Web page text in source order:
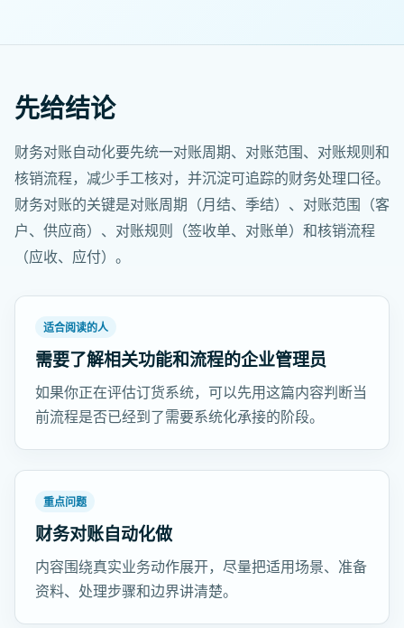
先给结论
财务对账自动化要先统一对账周期、对账范围、对账规则和
核销流程，减少手工核对，并沉淀可追踪的财务处理口径。
财务对账的关键是对账周期（月结、季结）、对账范围（客
户、供应商）、对账规则（签收单、对账单）和核销流程
（应收、应付）。
适合阅读的人
需要了解相关功能和流程的企业管理员
如果你正在评估订货系统，可以先用这篇内容判断当
前流程是否已经到了需要系统化承接的阶段。
重点问题
财务对账自动化做
内容围绕真实业务动作展开，尽量把适用场景、准备
资料、处理步骤和边界讲清楚。